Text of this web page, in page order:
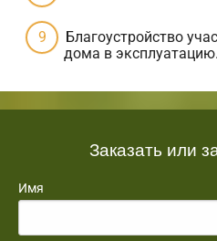
Благоустройство
дома в эксплуатацию.
Заказать или
Имя